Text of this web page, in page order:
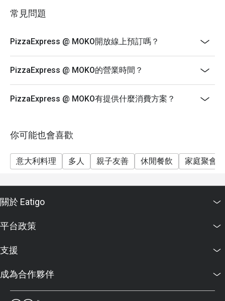
決定權。
-折扣只限於堂食，不包括外賣等訂單。
假日期間的餐牌及價格。
-如你需要協助，請寄送電郵至
常見問題
PizzaExpress @ MOKO開放線上預訂嗎？
PizzaExpress @ MOKO的營業時間？
PizzaExpress @ MOKO有提供什麼消費方案？
你可能也會喜歡
意大利料理 多人 親子友善 休閒餐飲 家庭聚會
關於 Eatigo
平台政策
支援
成為合作夥伴